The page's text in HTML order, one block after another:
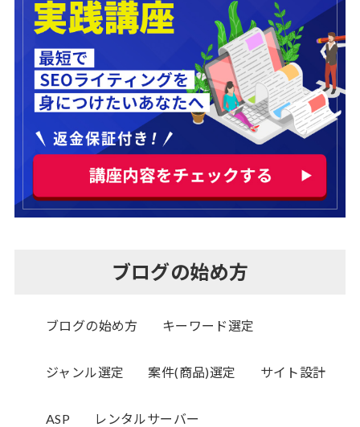
ブログの始め方
ブログの始め方 キーワード選定
ジャンル選定 案件(商品)選定 サイト設計
ASP レンタルサーバー